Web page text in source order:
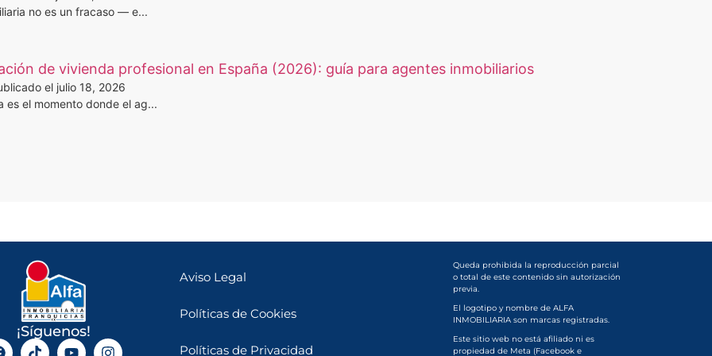
no es un fracaso — e...
de vivienda profesional en España (2026): guía para agentes inmobiliarios
el julio 18, 2026
es el momento donde el ag...
¡Síguenos!
Aviso Legal
Políticas de Cookies
Políticas de Privacidad
Queda prohibida la reproducción parcial
o total de este contenido sin autorización
previa.
El logotipo y nombre de ALFA
INMOBILIARIA son marcas registradas.
Este sitio web no está afiliado ni es
propiedad de Meta (Facebook e